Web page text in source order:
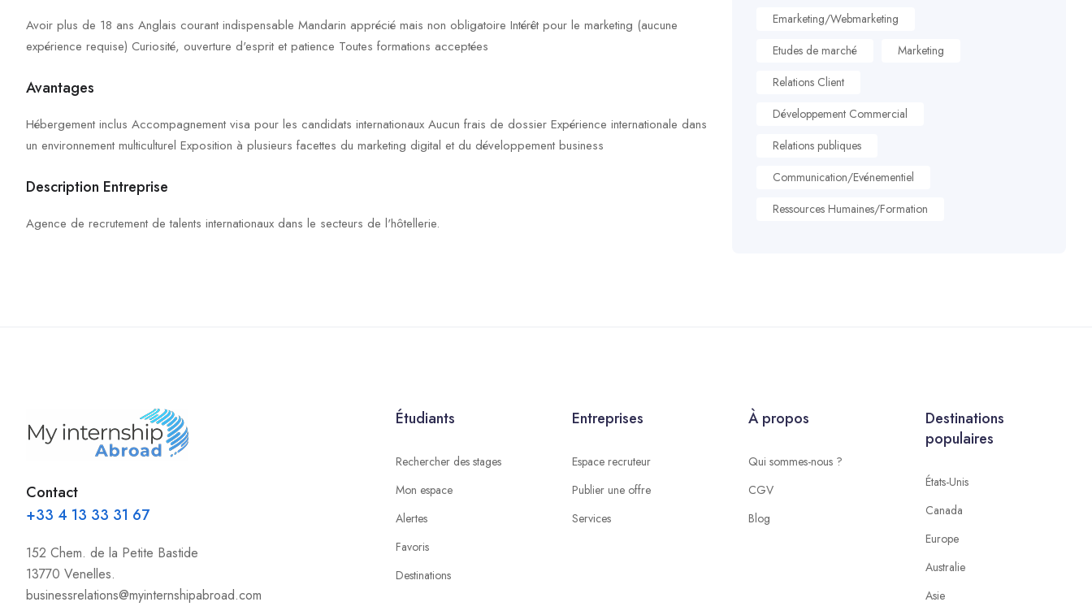
Avoir plus de 18 ans Anglais courant indispensable Mandarin apprécié mais non obligatoire Intérêt pour le marketing (aucune
expérience requise) Curiosité, ouverture d'esprit et patience Toutes formations acceptées
Avantages
Hébergement inclus Accompagnement visa pour les candidats internationaux Aucun frais de dossier Expérience internationale dans
un environnement multiculturel Exposition à plusieurs facettes du marketing digital et du développement business
Description Entreprise
Agence de recrutement de talents internationaux dans le secteurs de l'hôtellerie.
Emarketing/Webmarketing
Etudes de marché
Marketing
Relations Client
Développement Commercial
Relations publiques
Communication/Evénementiel
Ressources Humaines/Formation
Contact
+33 4 13 33 31 67
152 Chem. de la Petite Bastide
13770 Venelles.
businessrelations@myinternshipabroad.com
Étudiants
Rechercher des stages
Mon espace
Alertes
Favoris
Destinations
Entreprises
Espace recruteur
Publier une offre
Services
À propos
Qui sommes-nous ?
CGV
Blog
Destinations
populaires
États-Unis
Canada
Europe
Australie
Asie